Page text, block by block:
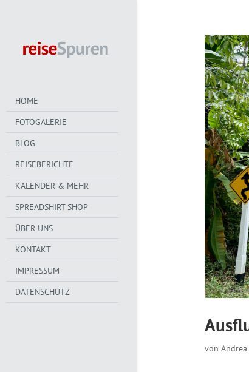
HOME
FOTOGALERIE
BLOG
REISEBERICHTE
KALENDER & MEHR
SPREADSHIRT SHOP
ÜBER UNS
KONTAKT
IMPRESSUM
DATENSCHUTZ
von Andrea